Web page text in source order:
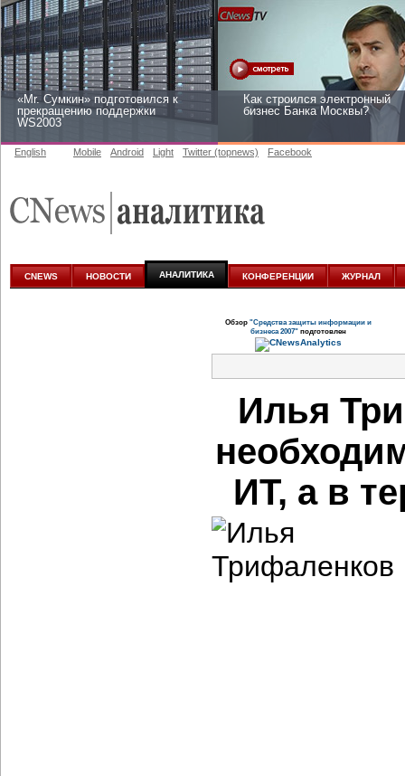
«Mr. Сумкин» подготовился к
прекращению поддержки
WS2003
Как строился электронный
бизнес Банка Москвы?
аналитике
English Mobile Android Light Twitter (topnews) Facebook
CNEWS НОВОСТИ АНАЛИТИКА КОНФЕРЕНЦИИ ЖУРНАЛ
Обзор "Средства защиты информации и
бизнеса 2007"подготовлен
Илья
ИТ, а в